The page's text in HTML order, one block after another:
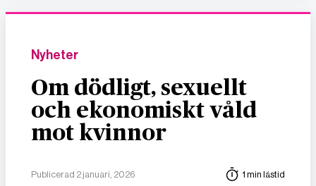
Nyheter
Om dödligt, sexuellt
och ekonomiskt våld
mot kvinnor
Publicerad 2 januari, 2026 1 min lästid